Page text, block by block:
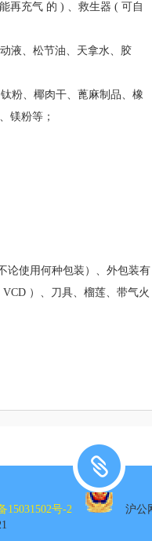
再充气 的 ) 、救生器 ( 可自
液、松节油、天拿水、胶
粉、椰肉干、蓖麻制品、橡
镁粉等；
论使用何种包装）、外包装有
）、刀具、榴莲、带气火
15031502号-2
沪公